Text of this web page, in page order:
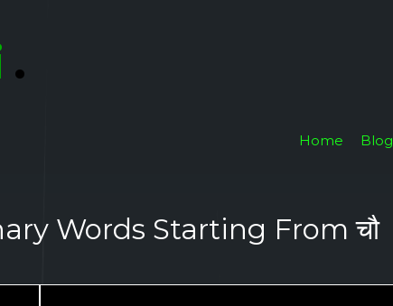
.
Home Blog
Words Starting From चौ